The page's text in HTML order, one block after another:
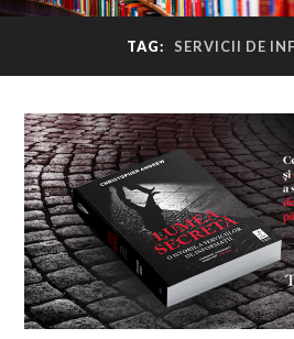
TAG: SERVICII DE